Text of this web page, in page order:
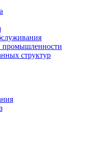
промышленности
структур